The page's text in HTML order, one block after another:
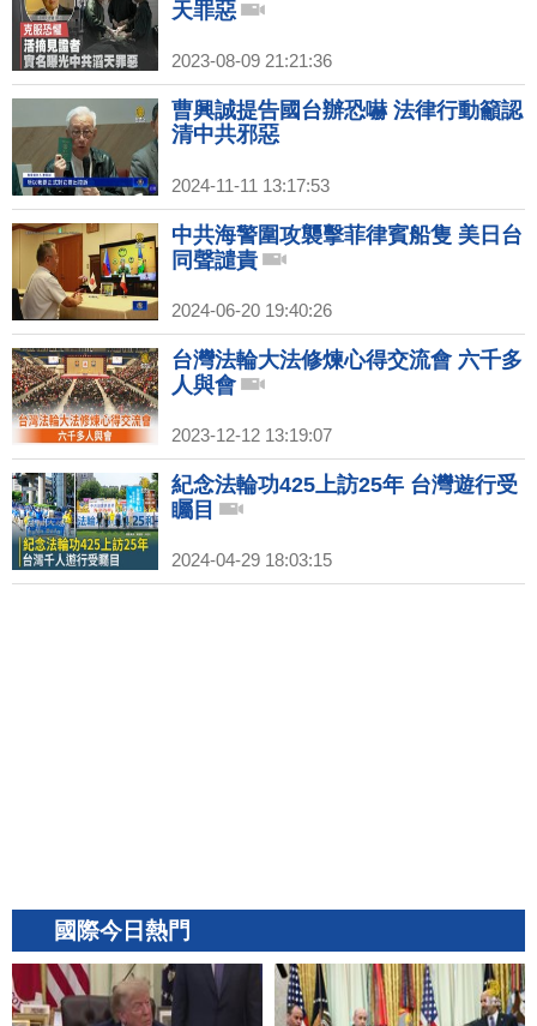
天罪惡
2023-08-09 21:21:36
曹興誠提告國台辦恐嚇 法律行動籲認
清中共邪惡
2024-11-11 13:17:53
中共海警圍攻襲擊菲律賓船隻 美日台
同聲譴責
2024-06-20 19:40:26
台灣法輪大法修煉心得交流會 六千多
人與會
2023-12-12 13:19:07
紀念法輪功425上訪25年 台灣遊行受
矚目
2024-04-29 18:03:15
國際今日熱門